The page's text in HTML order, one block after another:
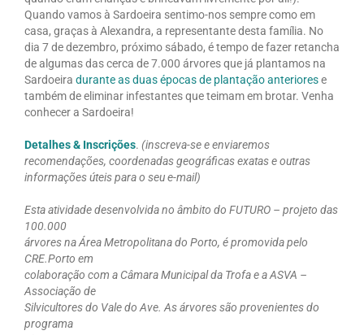
Quando vamos à Sardoeira sentimo-nos sempre como em
casa, graças à Alexandra, a representante desta família. No
dia 7 de dezembro, próximo sábado, é tempo de fazer retancha
de algumas das cerca de 7.000 árvores que já plantamos na
Sardoeira durante as duas épocas de plantação anteriorese
também de eliminar infestantes que teimam em brotar. Venha
conhecer a Sardoeira!
Detalhes & Inscrições. (inscreva-se e enviaremos
recomendações, coordenadas geográficas exatas e outras
informações úteis para o seu e-mail)
Esta atividade desenvolvida no âmbito do FUTURO – projeto das
100.000
árvores na Área Metropolitana do Porto, é promovida pelo
CRE.Porto em
colaboração com a Câmara Municipal da Trofa e a ASVA –
Associação de
Silvicultores do Vale do Ave. As árvores são provenientes do
programa